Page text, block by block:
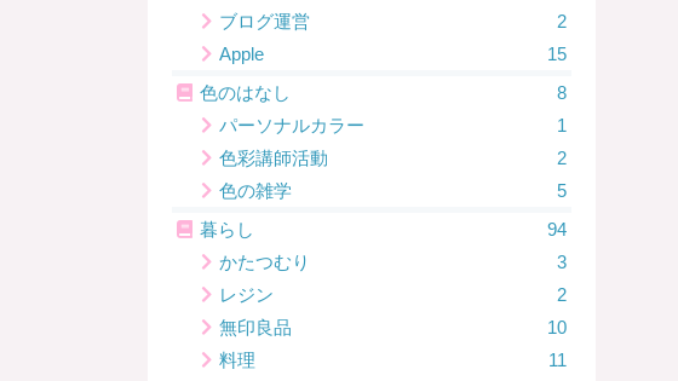
ブログ運営
2
Apple
15
色のはなし
8
パーソナルカラー
1
色彩講師活動
2
色の雑学
5
暮らし
94
かたつむり
3
レジン
2
無印良品
10
料理
11